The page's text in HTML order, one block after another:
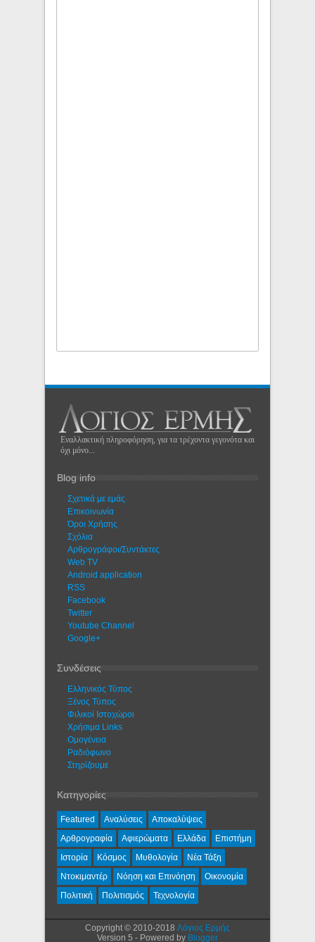
Εναλλακτική πληροφόρηση, για τα τρέχοντα γεγονότα και
όχι μόνο...
Blog info
Σχετικά με εμάς
Eπικοινωνία
Όροι Χρήσης
Σχόλια
Αρθρογράφοι/Συντάκτες
Web TV
Android application
RSS
Facebook
Twitter
Youtube Channel
Google+
Συνδέσεις
Ελληνικός Τύπος
Ξένος Τύπος
Φιλικοί Ιστοχώροι
Χρήσιμα Links
Ομογένεια
Ραδιόφωνο
Στηρίζουμε
Κατηγορίες
Featured Αναλύσεις
Αποκαλύψεις
Αρθρογραφία
Αφιερώματα Ελλάδα
Επιστήμη
Ιστορία
Κόσμος Μυθολογία
Νέα Τάξη
Ντοκιμαντέρ
Νόηση και Επινόηση
Οικονομία
Πολιτική
Πολιτισμός Τεχνολογία
Copyright © 2010-2018 Λόγιος Ερμής
Version 5 - Powered by Blogger